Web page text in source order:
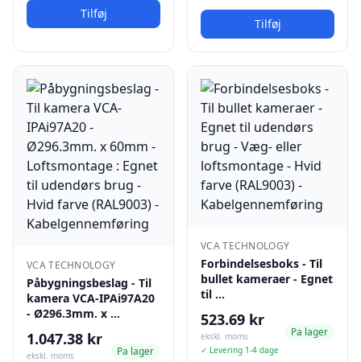
Tilføj
Tilføj
VCA TECHNOLOGY
Påbygningsbeslag - Til
kamera VCA-IPAi97A20
- Ø296.3mm. x …
1.047.38 kr
ekskl. moms
Pa lager
VCA TECHNOLOGY
Forbindelsesboks - Til
bullet kameraer - Egnet
til …
523.69 kr
ekskl. moms
✓ Levering 1-4 dage
Pa lager